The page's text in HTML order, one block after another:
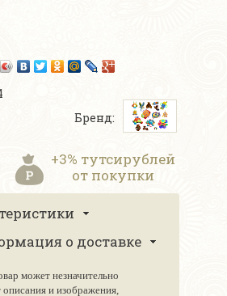
Бренд:
+3% тутсирублей
от покупки
о доставке
может незначительно
описания и изображения,